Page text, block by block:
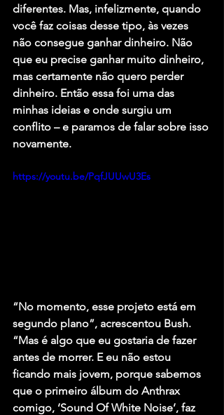
diferentes. Mas, infelizmente, quando
você faz coisas desse tipo, às vezes
não consegue ganhar dinheiro. Não
que eu precise ganhar muito dinheiro,
mas certamente não quero perder
dinheiro. Então essa foi uma das
minhas ideias e onde surgiu um
conflito – e paramos de falar sobre isso
novamente.
https://youtu.be/PqfJUUwU3Es
“No momento, esse projeto está em
segundo plano”, acrescentou Bush.
“Mas é algo que eu gostaria de fazer
antes de morrer. E eu não estou
ficando mais jovem, porque sabemos
que o primeiro álbum do Anthrax
comigo, ‘Sound Of White Noise’, faz